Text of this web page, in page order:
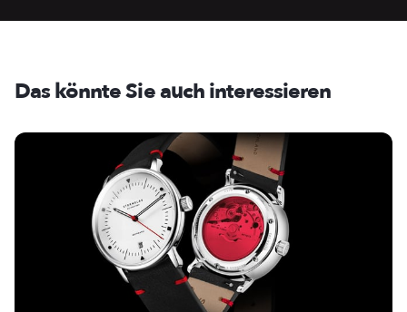
Das könnte Sie auch interessieren